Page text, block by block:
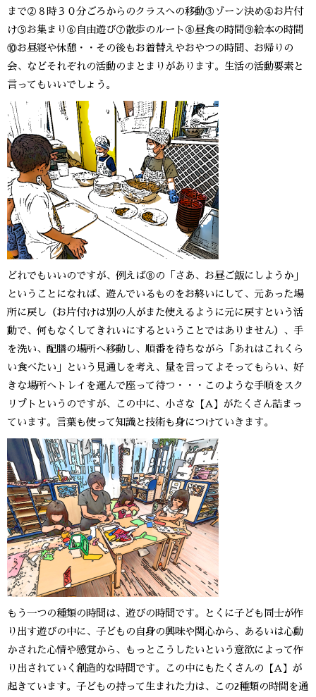
まで②８時３０分ごろからのクラスへの移動③ゾーン決め④お片付
け⑤お集まり⑥自由遊び⑦散歩のルート⑧昼食の時間⑨絵本の時間
⑩お昼寝や休憩・・その後もお着替えやおやつの時間、お帰りの
会、などそれぞれの活動のまとまりがあります。生活の活動要素と
言ってもいいでしょう。
どれでもいいのですが、例えば⑧の「さあ、お昼ご飯にしようか」
ということになれば、遊んでいるものをお終いにして、元あった場
所に戻し（お片付けは別の人がまた使えるように元に戻すという活
動で、何もなくしてきれいにするということではありません）、手
を洗い、配膳の場所へ移動し、順番を待ちながら「あれはこれくら
い食べたい」という見通しを考え、量を言ってよそってもらい、好
きな場所へトレイを運んで座って待つ・・・このような手順をスク
リプトというのですが、この中に、小さな【A】がたくさん詰まっ
ています。言葉も使って知識と技術も身につけていきます。
もう一つの種類の時間は、遊びの時間です。とくに子ども同士が作
り出す遊びの中に、子どもの自身の興味や関心から、あるいは心動
かされた心情や感覚から、もっとこうしたいという意欲によって作
り出されていく創造的な時間です。この中にもたくさんの【A】が
起きています。子どもの持って生まれた力は、この2種類の時間を通